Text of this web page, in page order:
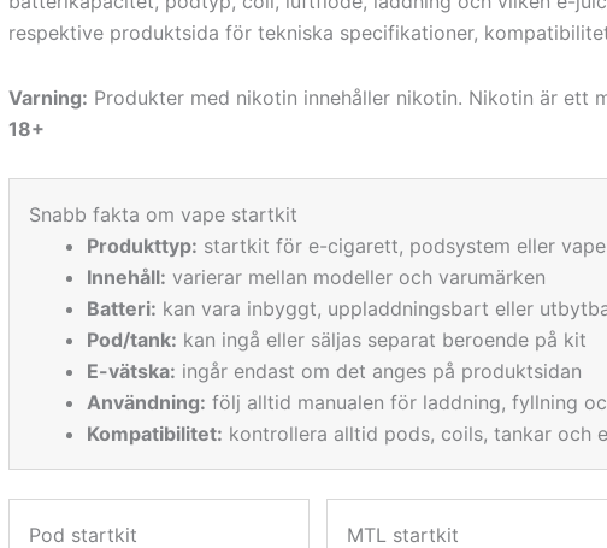
respektive produktsida för tekniska specifikationer,
Varning: Produkter med nikotin innehåller nikotin. Nikotin är ett
18+
Snabb fakta om vape startkit
Produkttyp: startkit för e-cigarett, podsystem eller
Innehåll: varierar mellan modeller och varumärken
Batteri: kan vara inbyggt, uppladdningsbart eller
Pod/tank: kan ingå eller säljas separat beroende på kit
E-vätska: ingår endast om det anges på produktsidan
Användning: följ alltid manualen för laddning, fyllning
Kompatibilitet: kontrollera alltid pods, coils, tankar och
Pod startkit
MTL startkit